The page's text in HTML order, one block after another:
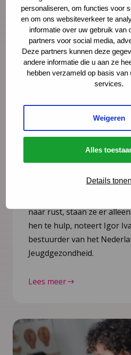
personaliseren, om functies voor
en om ons websiteverkeer te
informatie over uw gebruik van
partners voor social media,
Deze partners kunnen deze
andere informatie die u aan ze
hebben verzameld op basis van
services.
Weigeren
Alles
Details tonen
Opinie: Vakantie? De
ouders loopt alleen
naar rust, staan ze er
hen te hulp, noteert Igor
bestuurder van het
Jeugdgezondheid.
Lees meer